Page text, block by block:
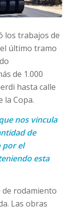
los trabajos de
último tramo
de 1.000
hasta calle
la Copa.
nos vincula
de
por el
esta
de rodamiento
Las obras